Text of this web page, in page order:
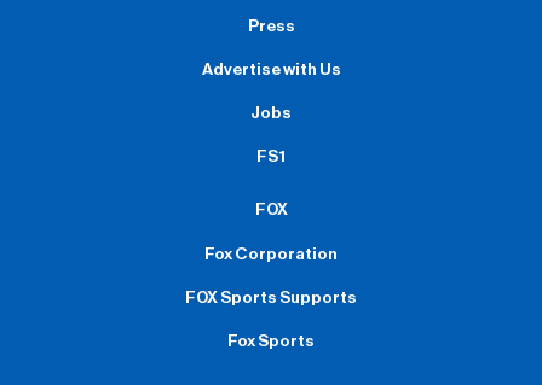
Press
Advertise with Us
Jobs
FS1
FOX
Fox Corporation
FOX Sports Supports
Fox Sports